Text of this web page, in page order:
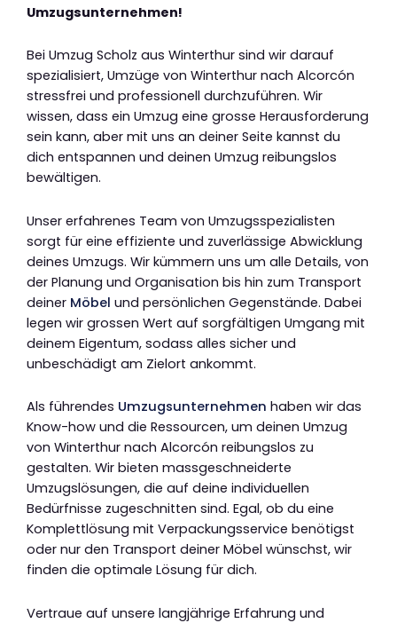
Umzugsunternehmen!
Bei Umzug Scholz aus Winterthur sind wir darauf
spezialisiert, Umzüge von Winterthur nach Alcorcón
stressfrei und professionell durchzuführen. Wir
wissen, dass ein Umzug eine grosse Herausforderung
sein kann, aber mit uns an deiner Seite kannst du
dich entspannen und deinen Umzug reibungslos
bewältigen.
Unser erfahrenes Team von Umzugsspezialisten
sorgt für eine effiziente und zuverlässige Abwicklung
deines Umzugs. Wir kümmern uns um alle Details, von
der Planung und Organisation bis hin zum Transport
deiner Möbel und persönlichen Gegenstände. Dabei
legen wir grossen Wert auf sorgfältigen Umgang mit
deinem Eigentum, sodass alles sicher und
unbeschädigt am Zielort ankommt.
Als führendes Umzugsunternehmen haben wir das
Know-how und die Ressourcen, um deinen Umzug
von Winterthur nach Alcorcón reibungslos zu
gestalten. Wir bieten massgeschneiderte
Umzugslösungen, die auf deine individuellen
Bedürfnisse zugeschnitten sind. Egal, ob du eine
Komplettlösung mit Verpackungsservice benötigst
oder nur den Transport deiner Möbel wünschst, wir
finden die optimale Lösung für dich.
Vertraue auf unsere langjährige Erfahrung und